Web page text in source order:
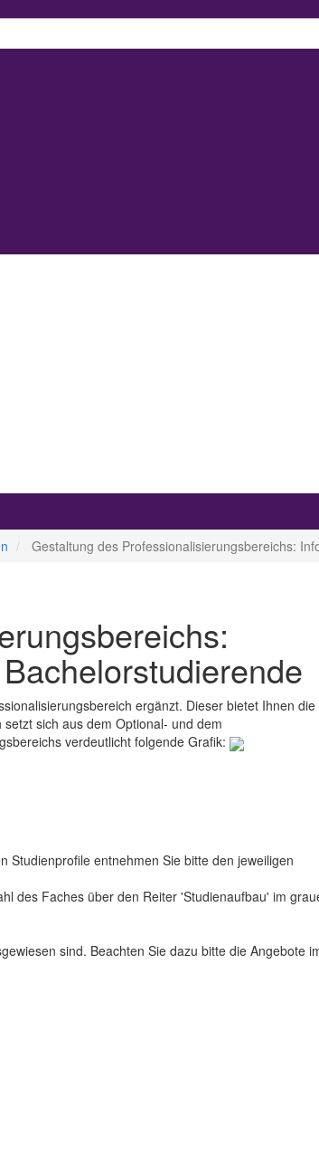
Gestaltung des Professionalisierungsbereichs:
ergänzt. Dieser bietet Ihnen die
sich aus dem Optional- und dem
verdeutlicht folgende Grafik:
Studienprofile entnehmen Sie bitte den jeweiligen
des Faches über den Reiter 'Studienaufbau' im
sind. Beachten Sie dazu bitte die Angebote